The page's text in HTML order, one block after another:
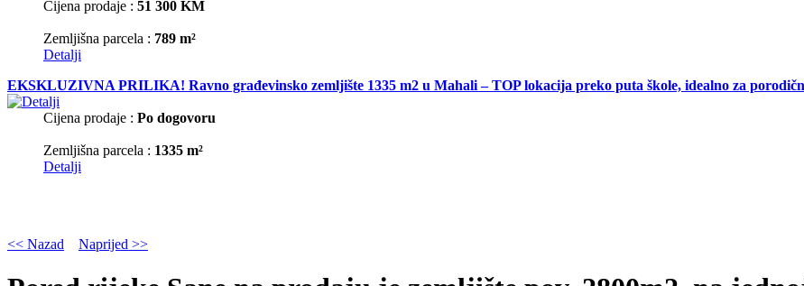
Cijena prodaje : 51 300 KM
Zemljišna parcela : 789 m²
Detalji
EKSKLUZIVNA PRILIKA! Ravno građevinsko zemljište 1335 m2 u Mahali – TOP lokacija preko puta škole, idealno za
Cijena prodaje : Po dogovoru
Zemljišna parcela : 1335 m²
Detalji
<< Nazad Naprijed >>